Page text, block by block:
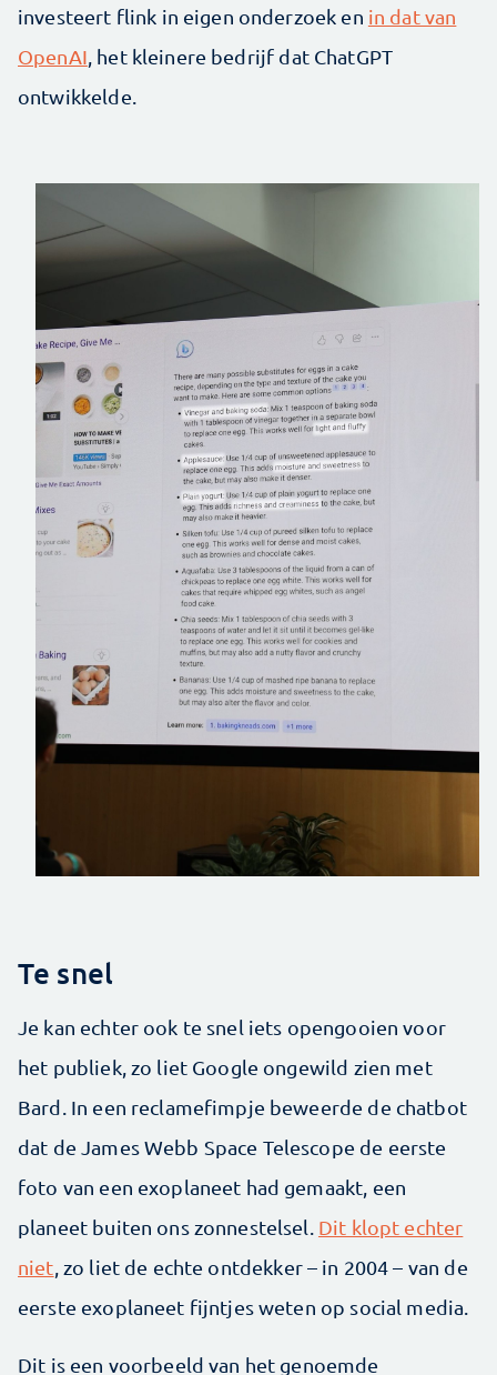
investeert flink in eigen onderzoek en in dat van
OpenAI , het kleinere bedrijf dat ChatGPT
ontwikkelde.
Te snel
Je kan echter ook te snel iets opengooien voor
het publiek, zo liet Google ongewild zien met
Bard. In een reclamefimpje beweerde de chatbot
dat de James Webb Space Telescope de eerste
foto van een exoplaneet had gemaakt, een
planeet buiten ons zonnestelsel. Dit klopt echter
niet , zo liet de echte ontdekker – in 2004 – van de
eerste exoplaneet fijntjes weten op social media.
Dit is een voorbeeld van het genoemde